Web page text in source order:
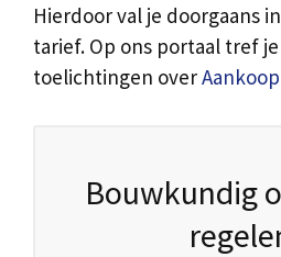
Hierdoor val je doorgaans
tarief. Op ons portaal tref
toelichtingen over
Bouwkundig